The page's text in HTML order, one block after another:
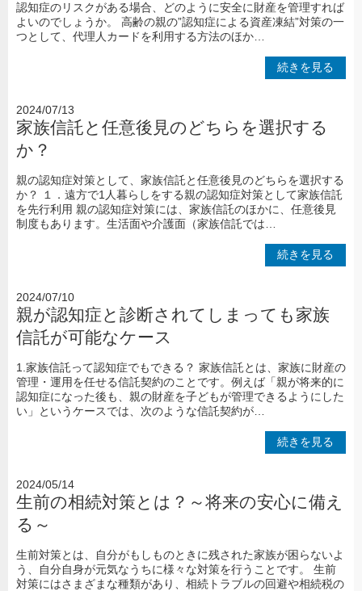
認知症のリスクがある場合、どのように安全に財産を管理すれば
よいのでしょうか。 高齢の親の”認知症による資産凍結”対策の一
つとして、代理人カードを利用する方法のほか…
続きを見る
2024/07/13
家族信託と任意後見のどちらを選択する
か？
親の認知症対策として、家族信託と任意後見のどちらを選択する
か？ １．遠方で1人暮らしをする親の認知症対策として家族信託
を先行利用 親の認知症対策には、家族信託のほかに、任意後見
制度もあります。生活面や介護面（家族信託では…
続きを見る
2024/07/10
親が認知症と診断されてしまっても家族
信託が可能なケース
1.家族信託って認知症でもできる？ 家族信託とは、家族に財産の
管理・運用を任せる信託契約のことです。例えば「親が将来的に
認知症になった後も、親の財産を子どもが管理できるようにした
い」というケースでは、次のような信託契約が…
続きを見る
2024/05/14
生前の相続対策とは？～将来の安心に備え
る～
生前対策とは、自分がもしものときに残された家族が困らないよ
う、自分自身が元気なうちに様々な対策を行うことです。 生前
対策にはさまざまな種類があり、相続トラブルの回避や相続税の